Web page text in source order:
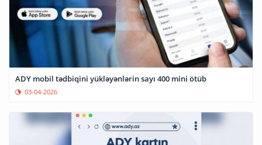
ADY mobil tədbiqini yükləyənlərin sayı 400 mini ötüb
03-04-2026